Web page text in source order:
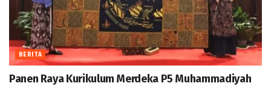
BERITA
Panen Raya Kurikulum Merdeka P5 Muhammadiyah